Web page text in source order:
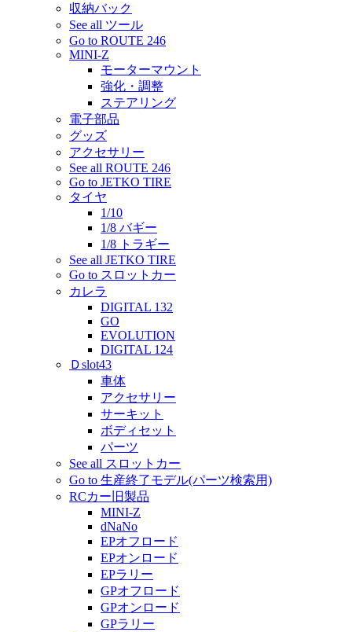
収納バック
See all ツール
Go to ROUTE 246
MINI-Z
モーターマウント
強化・調整
ステアリング
電子部品
グッズ
アクセサリー
See all ROUTE 246
Go to JETKO TIRE
タイヤ
1/10
1/8 バギー
1/8 トラギー
See all JETKO TIRE
Go to スロットカー
カレラ
DIGITAL 132
GO
EVOLUTION
DIGITAL 124
Ｄslot43
車体
アクセサリー
サーキット
ボディセット
パーツ
See all スロットカー
Go to 生産終了モデル(パーツ検索用)
RCカー旧製品
MINI-Z
dNaNo
EPオフロード
EPオンロード
EPラリー
GPオフロード
GPオンロード
GPラリー